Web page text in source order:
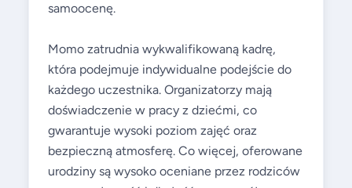
samoocenę.
Momo zatrudnia wykwalifikowaną kadrę,
która podejmuje indywidualne podejście do
każdego uczestnika. Organizatorzy mają
doświadczenie w pracy z dziećmi, co
gwarantuje wysoki poziom zajęć oraz
bezpieczną atmosferę. Co więcej, oferowane
urodziny są wysoko oceniane przez rodziców